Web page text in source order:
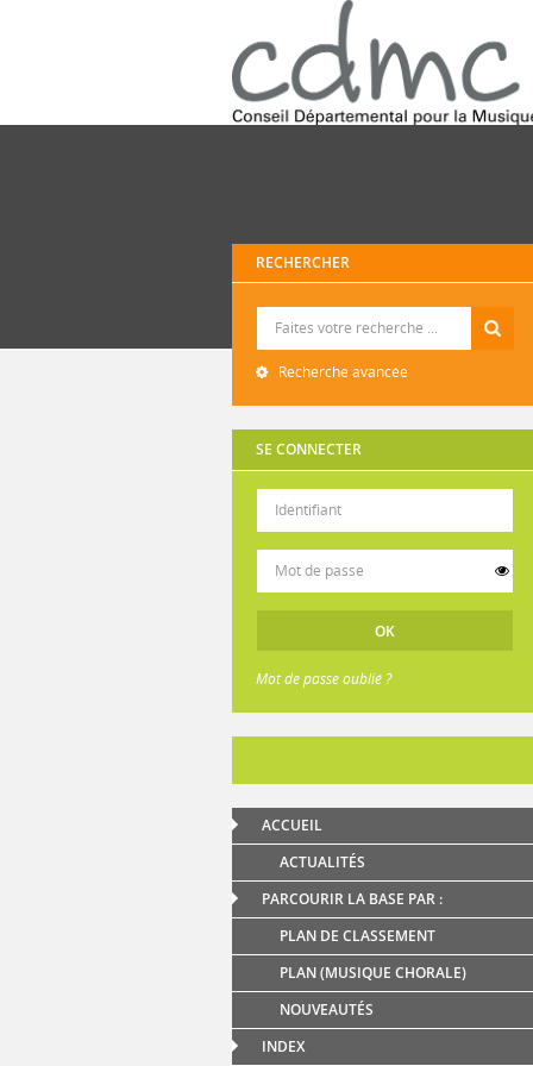
RECHERCHER
Recherche avancée
SE CONNECTER
Mot de passe oublié ?
ACCUEIL
ACTUALITÉS
PARCOURIR LA BASE PAR :
PLAN DE CLASSEMENT
PLAN (MUSIQUE CHORALE)
NOUVEAUTÉS
INDEX